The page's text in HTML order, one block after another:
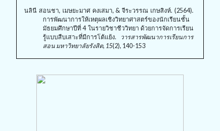
นลินี สอนชา, เมษยะมาศ คงเสมา, & จีระวรรณ เกษสิงห์. (2564).
การพัฒนาการให้เหตุผลเชิงวิทยาศาสตร์ของนักเรียนชั้น
มัธยมศึกษาปีที่ 4 ในรายวิชาชีววิทยา ด้วยการจัดการเรียน
รู้แบบสืบเสาะที่มีการโต้แย้ง.
วารสารพัฒนาการเรียนการ
สอน มหาวิทยาลัยรังสิต, 15(2), 140-153